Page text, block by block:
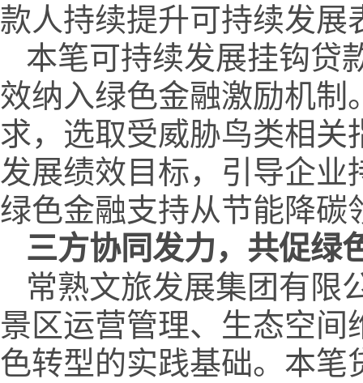
款人持续提升可持续发展
本笔可持续发展挂钩贷
效纳入绿色金融激励机制
求，选取受威胁鸟类相
发展绩效目标，引导企业
绿色金融支持从节能降碳
三方协同发力，共促绿
常熟文旅发展集团有限
景区运营管理、生态空
色转型的实践基础。本笔